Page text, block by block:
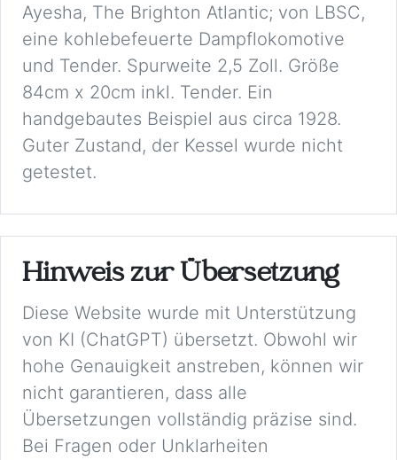
Ayesha, The Brighton Atlantic; von LBSC,
eine kohlebefeuerte Dampflokomotive
und Tender. Spurweite 2,5 Zoll. Größe
84cm x 20cm inkl. Tender. Ein
handgebautes Beispiel aus circa 1928.
Guter Zustand, der Kessel wurde nicht
getestet.
Hinweis zur Übersetzung
Diese Website wurde mit Unterstützung
von KI (ChatGPT) übersetzt. Obwohl wir
hohe Genauigkeit anstreben, können wir
nicht garantieren, dass alle
Übersetzungen vollständig präzise sind.
Bei Fragen oder Unklarheiten